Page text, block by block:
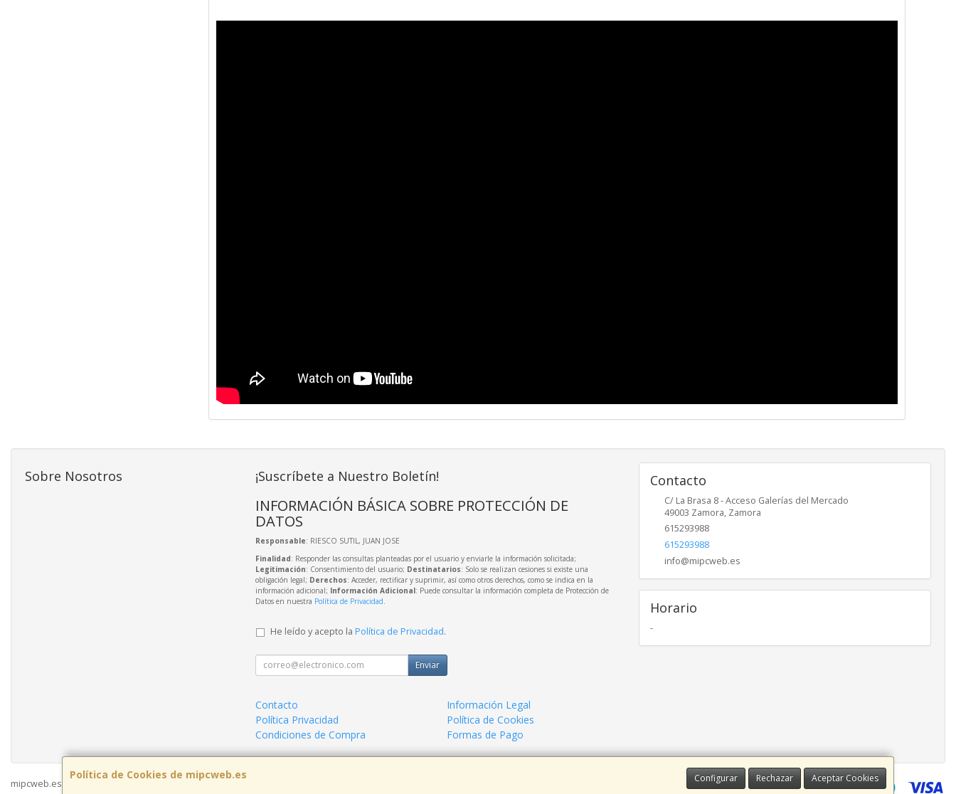
Política de Cookies de mipcweb.es Configurar Rechazar Aceptar Cookies
Sobre Nosotros ¡Suscríbete a Nuestro Boletín!
INFORMACIÓN BÁSICA SOBRE PROTECCIÓN DE
DATOS
Responsable: RIESCO SUTIL, JUAN JOSE
Finalidad: Responder las consultas planteadas por el usuario y enviarle la información solicitada;
Legitimación: Consentimiento del usuario; Destinatarios: Solo se realizan cesiones si existe una
obligación legal; Derechos: Acceder, rectificar y suprimir, así como otros derechos, como se indica en la
información adicional; Información Adicional: Puede consultar la información completa de Protección de
Datos en nuestra Política de Privacidad
He leído y acepto la Política de Privacidad.
Enviar
Contacto
Información Legal
Política Privacidad
Política de Cookies
Condiciones de Compra
Formas de Pago
Contacto
C/ La Brasa 8 - Acceso Galerías del Mercado
49003 Zamora, Zamora
615293988
615293988
info@mipcweb.es
Horario
-
mipcweb.es © 2026